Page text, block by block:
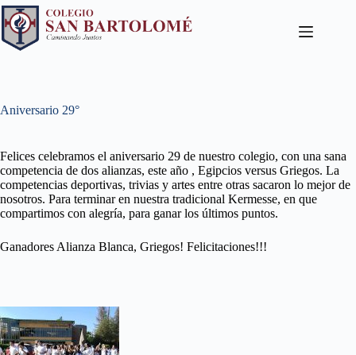
Aniversario 29°
Felices celebramos el aniversario 29 de nuestro colegio, con una sana
competencia de dos alianzas, este año , Egipcios versus Griegos. La
competencias deportivas, trivias y artes entre otras sacaron lo mejor de
nosotros. Para terminar en nuestra tradicional Kermesse, en que
compartimos con alegría, para ganar los últimos puntos.
Ganadores Alianza Blanca, Griegos! Felicitaciones!!!